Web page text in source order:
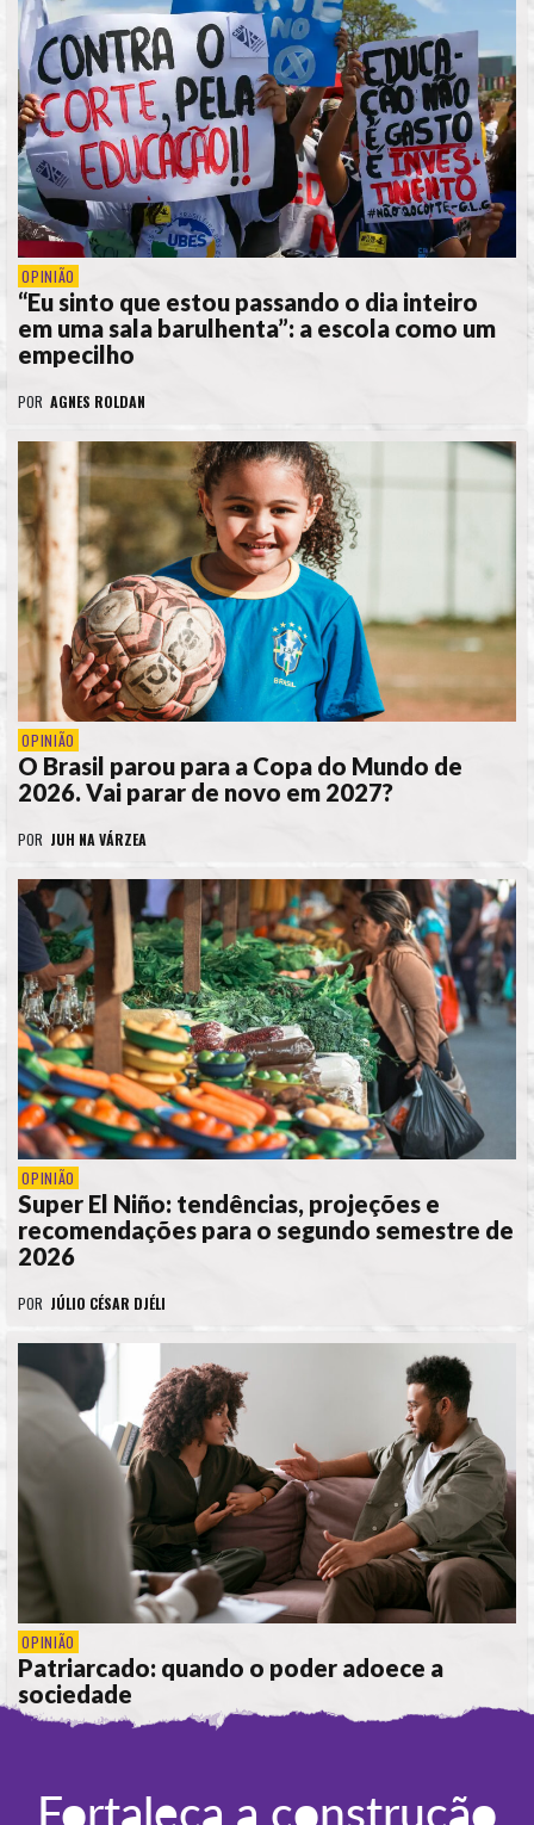
OPINIÃO
“Eu sinto que estou passando o dia inteiro
em uma sala barulhenta”: a escola como um
empecilho
POR AGNES ROLDAN
OPINIÃO
O Brasil parou para a Copa do Mundo de
2026. Vai parar de novo em 2027?
POR JUH NA VÁRZEA
OPINIÃO
Super El Niño: tendências, projeções e
recomendações para o segundo semestre de
2026
POR JÚLIO CÉSAR DJÉLI
OPINIÃO
Patriarcado: quando o poder adoece a
sociedade
Fortaleça a construção